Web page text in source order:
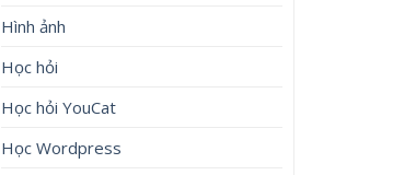
Hình ảnh
Học hỏi
Học hỏi YouCat
Học Wordpress